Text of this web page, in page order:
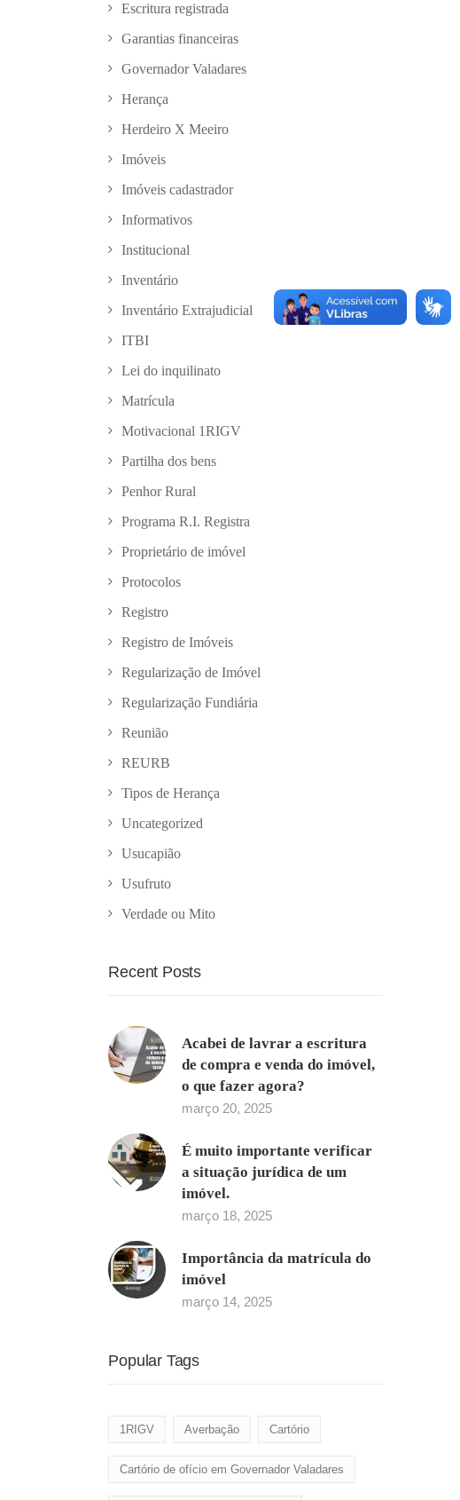
Escritura registrada
Garantias financeiras
Governador Valadares
Herança
Herdeiro X Meeiro
Imóveis
Imóveis cadastrador
Informativos
Institucional
Inventário
Inventário Extrajudicial
ITBI
Lei do inquilinato
Matrícula
Motivacional 1RIGV
Partilha dos bens
Penhor Rural
Programa R.I. Registra
Proprietário de imóvel
Protocolos
Registro
Registro de Imóveis
Regularização de Imóvel
Regularização Fundiária
Reunião
REURB
Tipos de Herança
Uncategorized
Usucapião
Usufruto
Verdade ou Mito
Recent Posts
Acabei de lavrar a escritura
de compra e venda do imóvel,
o que fazer agora?
março 20, 2025
É muito importante verificar
a situação jurídica de um
imóvel.
março 18, 2025
Importância da matrícula do
imóvel
março 14, 2025
Popular Tags
1RIGV Averbação Cartório
Cartório de ofício em Governador Valadares